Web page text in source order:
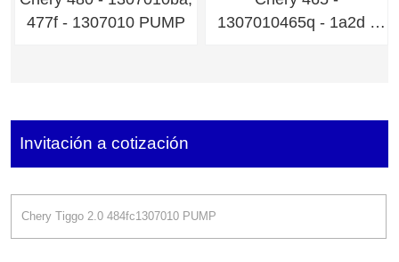
477f - 1307010 PUMP
1307010465q - 1a2d -
Invitación a cotización